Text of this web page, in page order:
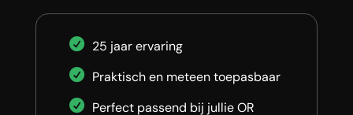
25 jaar ervaring
Praktisch en meteen toepasbaar
Perfect passend bij jullie OR